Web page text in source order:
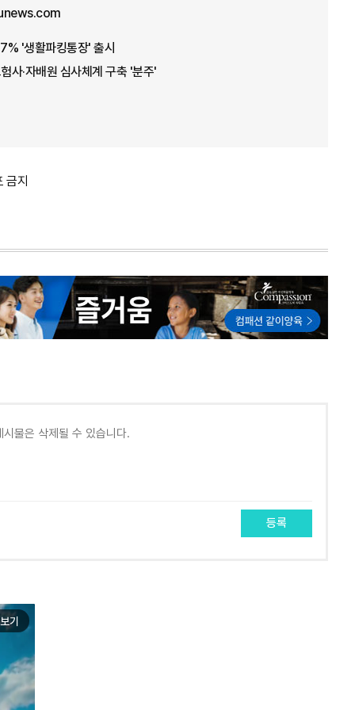
'생활파킹통장' 출시
사·자배원 심사체계 구축 '분주'
금지
등록
기